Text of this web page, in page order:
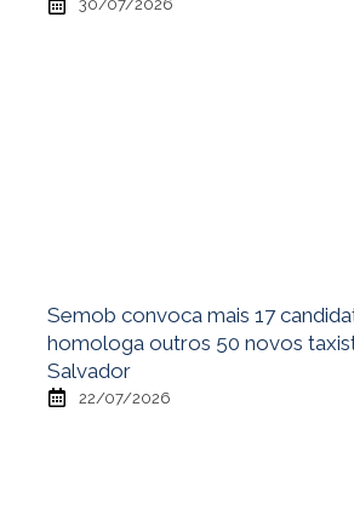
30/07/2026
Semob convoca mais 17
homologa outros 50 novos
Salvador
22/07/2026